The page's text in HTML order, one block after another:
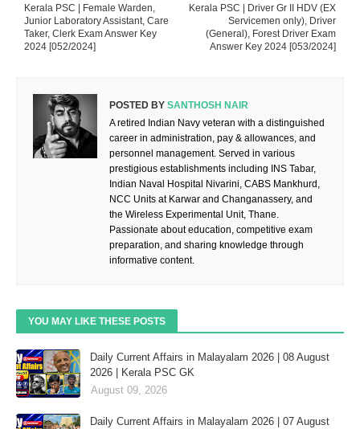
Kerala PSC | Driver Gr II HDV (EX
Servicemen only), Driver
(General), Forest Driver Exam
Answer Key 2024 [053/2024]
Kerala PSC | Female Warden,
Junior Laboratory Assistant, Care
Taker, Clerk Exam Answer Key
2024 [052/2024]
POSTED BY SANTHOSH NAIR
A retired Indian Navy veteran with a distinguished
career in administration, pay & allowances, and
personnel management. Served in various
prestigious establishments including INS Tabar,
Indian Naval Hospital Nivarini, CABS Mankhurd,
NCC Units at Karwar and Changanassery, and
the Wireless Experimental Unit, Thane.
Passionate about education, competitive exam
preparation, and sharing knowledge through
informative content.
YOU MAY LIKE THESE POSTS
Daily Current Affairs in Malayalam 2026 | 08 August
2026 | Kerala PSC GK
August 09, 2026
Daily Current Affairs in Malayalam 2026 | 07 August